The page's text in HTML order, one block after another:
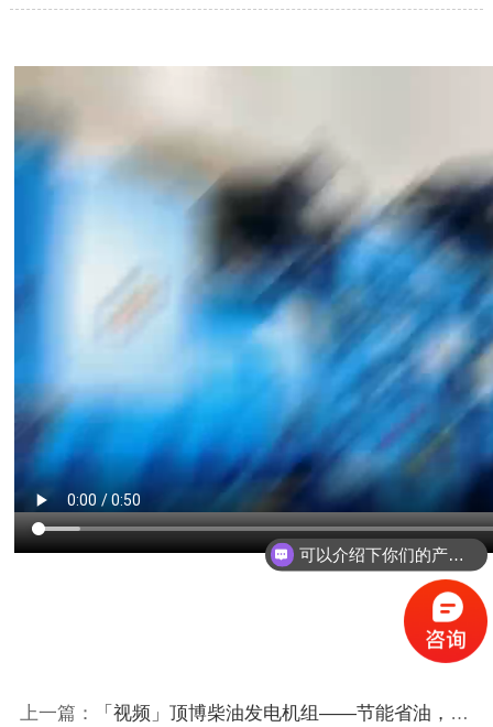
上一篇： 「视频」顶博柴油发电机组——节能省油，供电稳定持久！
可以介绍下你们的产品么？